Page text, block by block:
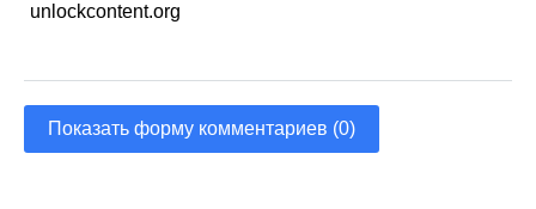
unlockcontent.org
Показать форму комментариев (0)